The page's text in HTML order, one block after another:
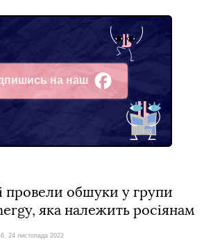
на наш
провели обшуки у групи
яка належить росіянам
24 листопада 2022